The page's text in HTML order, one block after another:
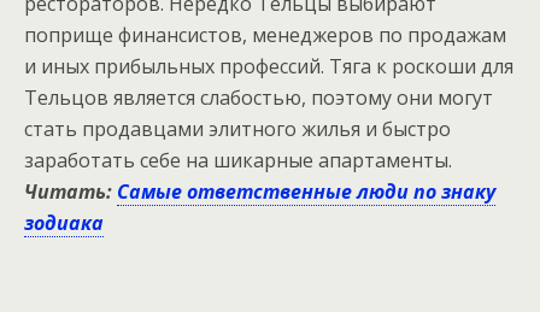
поприще финансистов, менеджеров по продажам
и иных прибыльных профессий. Тяга к роскоши для
Тельцов является слабостью, поэтому они могут
стать продавцами элитного жилья и быстро
заработать себе на шикарные апартаменты.
Читать: Самые ответственные люди по знаку
зодиака